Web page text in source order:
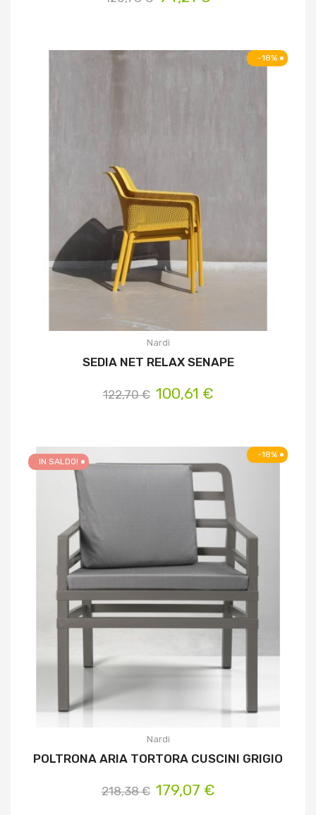
-18%
Nardi
SEDIA NET RELAX SENAPE
122,70 € 100,61 €
-18%
IN SALDO!
Nardi
POLTRONA ARIA TORTORA CUSCINI GRIGIO
218,38 € 179,07 €